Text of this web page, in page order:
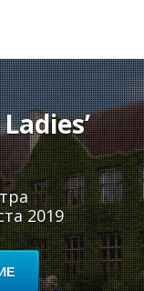
2019